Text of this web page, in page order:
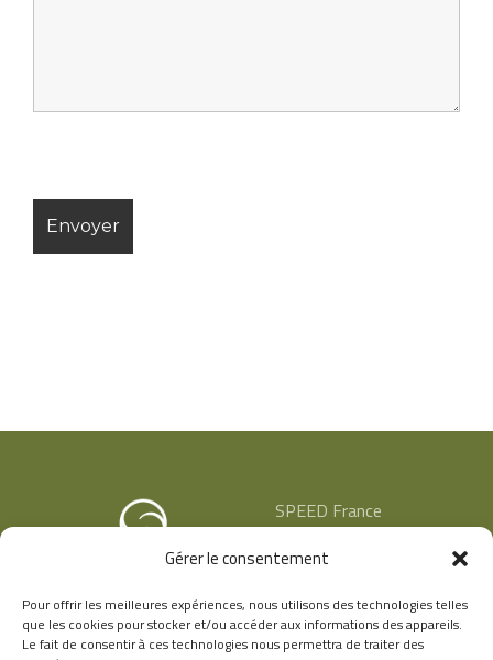
Gérer le consentement
Pour offrir les meilleures expériences, nous utilisons des technologies telles
que les cookies pour stocker et/ou accéder aux informations des appareils.
Le fait de consentir à ces technologies nous permettra de traiter des
SPEED France
69400 ARNAS